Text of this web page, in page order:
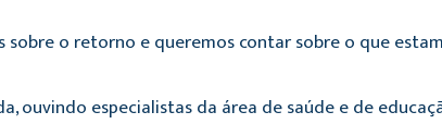
sobre o retorno e queremos contar sobre o que
ouvindo especialistas da área de saúde e de